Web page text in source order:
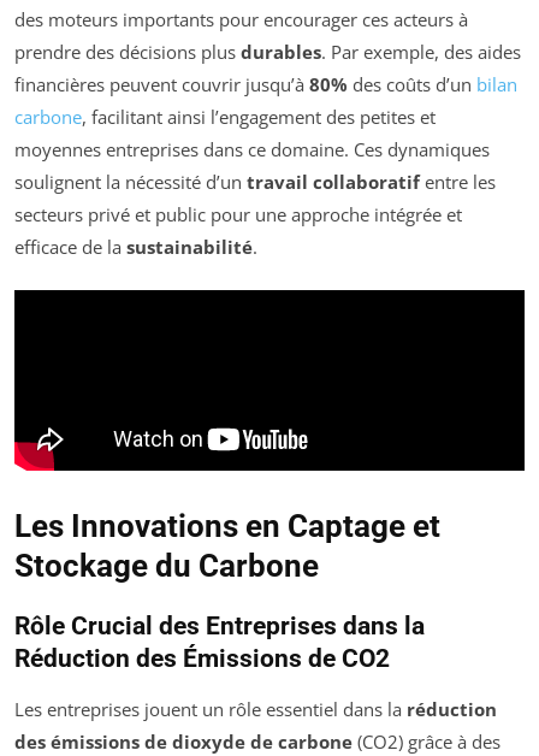
des moteurs importants pour encourager ces acteurs à
prendre des décisions plus durables. Par exemple, des aides
financières peuvent couvrir jusqu’à 80% des coûts d’un bilan
carbone, facilitant ainsi l’engagement des petites et
moyennes entreprises dans ce domaine. Ces dynamiques
soulignent la nécessité d’un travail collaboratifentre les
secteurs privé et public pour une approche intégrée et
efficace de la sustainabilité.
Les Innovations en Captage et
Stockage du Carbone
Rôle Crucial des Entreprises dans la
Réduction des Émissions de CO2
Les entreprises jouent un rôle essentiel dans la réduction
des émissions de dioxyde de carbone (CO2) grâce à des